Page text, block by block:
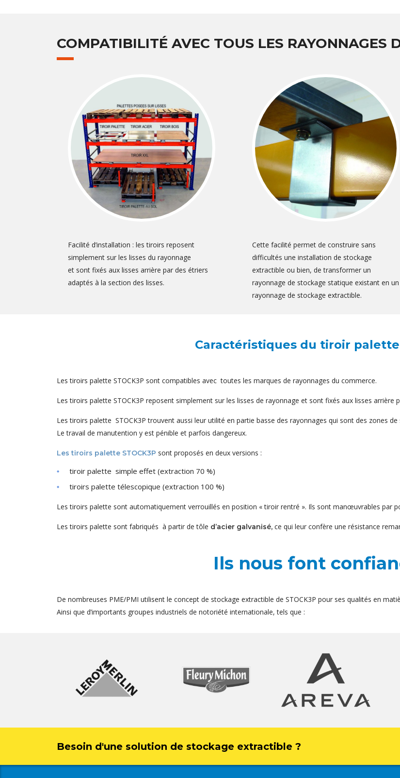
COMPATIBILITÉ AVEC TOUS LES RAYONNAGES
Facilité d’installation : les tiroirs reposent
simplement sur les lisses du rayonnage
et sont fixés aux lisses arrière par des étriers
adaptés à la section des lisses.
Cette facilité permet de construire sans
difficultés une installation de stockage
extractible ou bien, de transformer un
rayonnage de stockage statique existant en un
rayonnage de stockage extractible.
Caractéristiques du tiroir palette
Les tiroirs palette STOCK3P sont compatibles avec toutes les marques de rayonnages du commerce.
Les tiroirs palette STOCK3P reposent simplement sur les lisses de rayonnage et sont fixés aux lisses arrière
Les tiroirs palette STOCK3P trouvent aussi leur utilité en partie basse des rayonnages qui sont des zones
Le travail de manutention y est pénible et parfois dangereux.
Les tiroirs palette STOCK3P sont proposés en deux versions :
tiroir palette simple effet (extraction 70 %)
tiroirs palette télescopique (extraction 100 %)
Les tiroirs palette sont automatiquement verrouillés en position « tiroir rentré ». Ils sont manœuvrables par
Les tiroirs palette sont fabriqués à partir de tôle d’acier galvanisé, ce qui leur confère une résistance
Ils nous font
De nombreuses PME/PMI utilisent le concept de stockage extractible de STOCK3P pour ses qualités en
Ainsi que d’importants groupes industriels de notoriété internationale, tels que :
Besoin d'une solution de stockage extractible ?